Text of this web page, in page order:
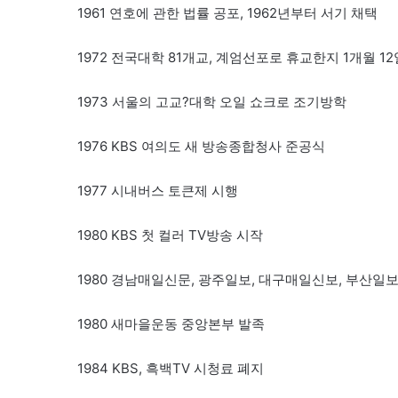
1961 연호에 관한 법률 공포, 1962년부터 서기 채택
1972 전국대학 81개교, 계엄선포로 휴교한지 1개월 12
1973 서울의 고교?대학 오일 쇼크로 조기방학
1976 KBS 여의도 새 방송종합청사 준공식
1977 시내버스 토큰제 시행
1980 KBS 첫 컬러 TV방송 시작
1980 경남매일신문, 광주일보, 대구매일신보, 부산일
1980 새마을운동 중앙본부 발족
1984 KBS, 흑백TV 시청료 폐지